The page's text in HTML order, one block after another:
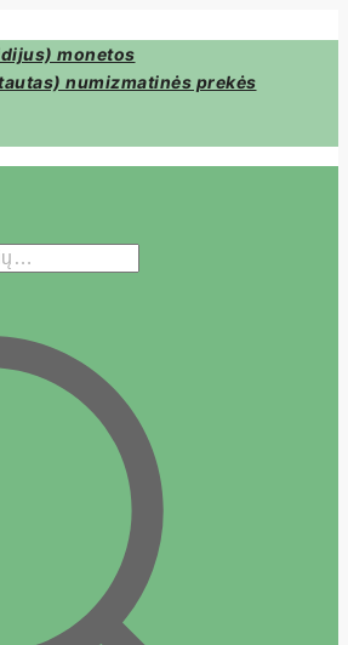
monetos
numizmatinės prekės